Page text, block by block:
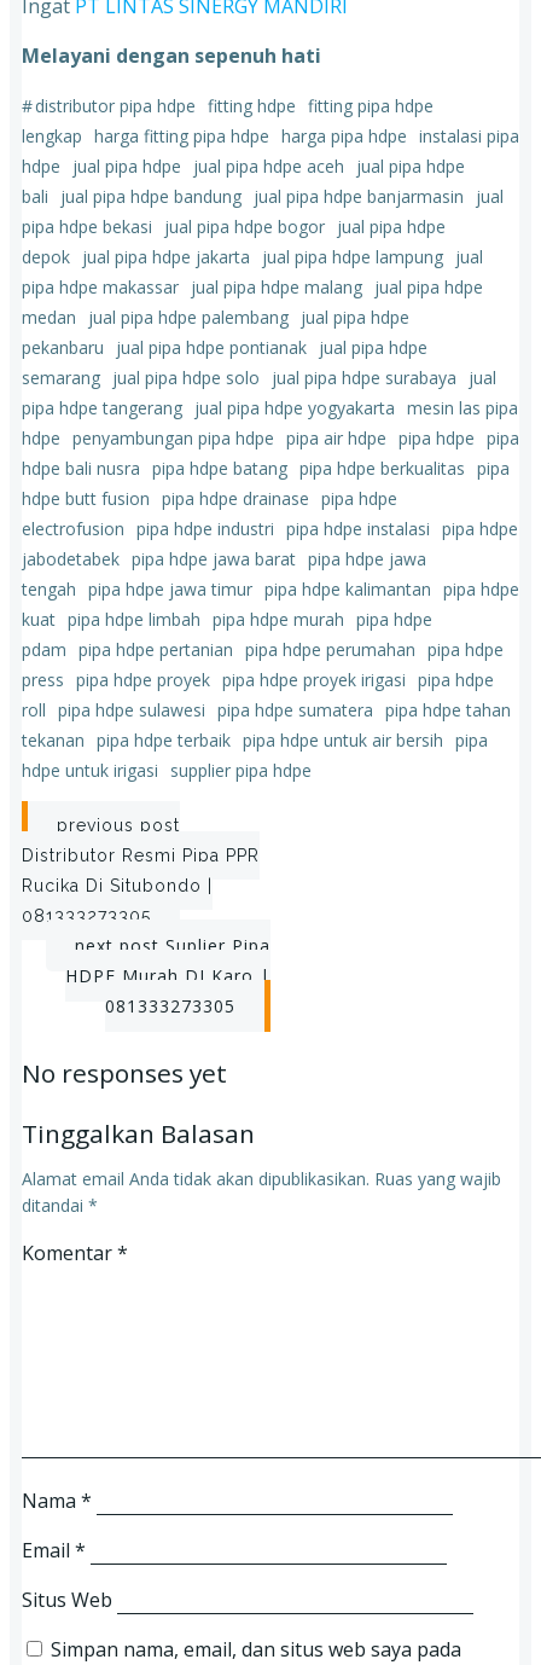
Ingat PT LINTAS SINERGY MANDIRI
Melayani dengan sepenuh hati
#distributor pipa hdpe fitting hdpe fitting pipa hdpe
lengkap harga fitting pipa hdpe harga pipa hdpe instalasi pipa
hdpe
jual pipa hdpe jual pipa hdpe aceh
jual pipa hdpe
bali
jual pipa hdpe bandung jual pipa hdpe banjarmasin
jual
pipa hdpe bekasi
jual pipa hdpe bogor jual pipa hdpe
depok jual pipa hdpe jakarta jual pipa hdpe lampung jual
pipa hdpe makassar jual pipa hdpe malang jual pipa hdpe
medan
jual pipa hdpe palembang jual pipa hdpe
pekanbaru
jual pipa hdpe pontianak jual pipa hdpe
semarang jual pipa hdpe solo jual pipa hdpe surabaya
jual
pipa hdpe tangerang jual pipa hdpe yogyakarta mesin las pipa
hdpe penyambungan pipa hdpe pipa air hdpe pipa hdpe pipa
hdpe bali nusra pipa hdpe batang pipa hdpe berkualitas pipa
hdpe butt fusion pipa hdpe drainase pipa hdpe
electrofusion pipa hdpe industri pipa hdpe instalasi pipa hdpe
jabodetabek pipa hdpe jawa barat pipa hdpe jawa
tengah pipa hdpe jawa timur pipa hdpe kalimantan pipa hdpe
kuat pipa hdpe limbah pipa hdpe murah pipa hdpe
pdam pipa hdpe pertanian pipa hdpe perumahan pipa hdpe
press pipa hdpe proyek pipa hdpe proyek irigasi pipa hdpe
roll pipa hdpe sulawesi pipa hdpe sumatera pipa hdpe tahan
tekanan pipa hdpe terbaik pipa hdpe untuk air bersih pipa
hdpe untuk irigasi
supplier pipa hdpe
Post
navigation
previous post
Distributor Resmi Pipa PPR
Rucika Di Situbondo |
081333273305
Post
navigation
next post Suplier Pipa
HDPE Murah DI Karo |
081333273305
No responses yet
Tinggalkan Balasan
Alamat email Anda tidak akan dipublikasikan. Ruas yang wajib
ditandai *
Komentar*
Nama *
Email *
Situs Web
Simpan nama, email, dan situs web saya pada